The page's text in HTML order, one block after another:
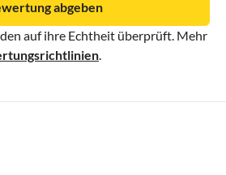
auf ihre Echtheit überprüft. Mehr
abgeben